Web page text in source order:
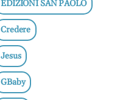
EDIZIONI SAN PAOLO
Credere
Jesus
GBaby